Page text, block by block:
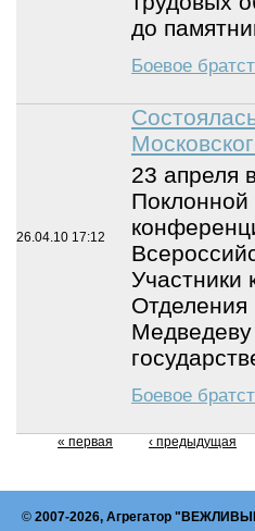
до
Боевое
26.04.10 17:12
23 апреля
Участники
Боевое
« первая ‹ предыдущая
© 2007-2026, Агрегатор